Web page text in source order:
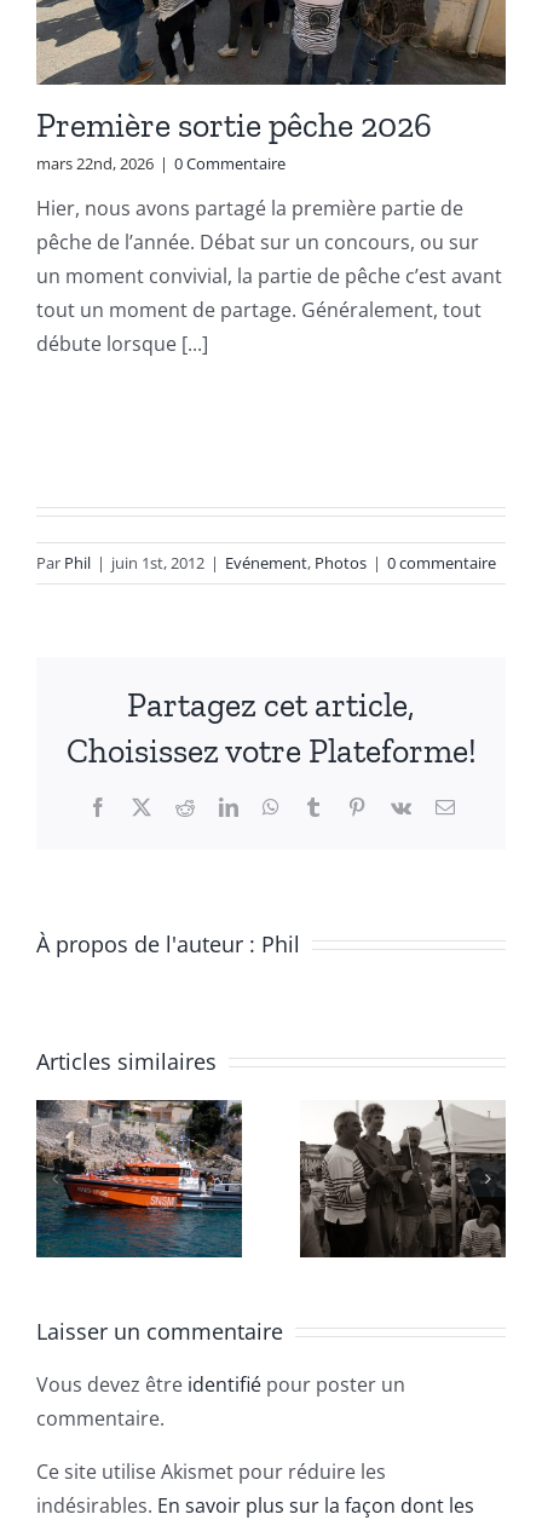
Première sortie pêche 2026
mars 22nd, 2026 | 0 Commentaire
Hier, nous avons partagé la première partie de
pêche de l’année. Débat sur un concours, ou sur
un moment convivial, la partie de pêche c’est avant
tout un moment de partage. Généralement, tout
débute lorsque [...]
Par Phil | juin 1st, 2012 | Evénement, Photos | 0 commentaire
Partagez cet article,
Choisissez votre Plateforme!
Facebook
X RedditLinkedInWhatsApp
TumblrPinterest
Vk Email
À propos de l'auteur : Phil
Articles similaires
Fête de
l’ACBT
2026
2026
Laisser un commentaire
Vous devez être identifié pour poster un
commentaire.
Ce site utilise Akismet pour réduire les
indésirables. En savoir plus sur la façon dont les